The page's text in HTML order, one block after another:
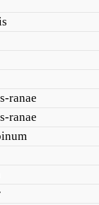
ranae
ranae